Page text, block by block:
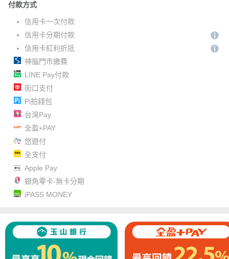
付款方式
信用卡一次付款
信用卡分期付款
信用卡紅利折抵
神腦門市繳費
LINE Pay付款
街口支付
Pi拍錢包
台灣Pay
全盈+PAY
悠遊付
全支付
Apple Pay
銀角零卡-無卡分期
iPASS MONEY